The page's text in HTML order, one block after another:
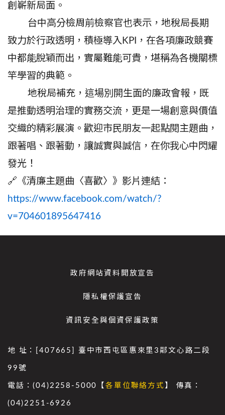
創嶄新局面。
台中高分檢周前檢察官也表示，地稅局長期
致力於行政透明，積極導入KPI，在各項廉政競賽
中都能脫穎而出，實屬難能可貴，堪稱為各機關標
竿學習的典範。
地稅局補充，這場別開生面的廉政會報，既
是推動透明治理的實務交流，更是一場創意與價值
交織的精彩展演。歡迎市民朋友一起點閱主題曲，
跟著唱、跟著動，讓誠實與誠信，在你我心中閃耀
發光！
🔗《清廉主題曲〈喜歡〉》影片連結：
https://www.facebook.com/watch/?
v=704601895647416
政府網站資料開放宣告
隱私權保護宣告
資訊安全與個資保護政策
地 址：[407665] 臺中市西屯區惠來里3鄰文心路二段
99號
電話：(04)2258-5000【各單位聯絡方式 】 傳真：
(04)2251-6926